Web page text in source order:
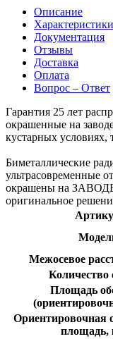
Описание
Характеристики
Документация
Отзывы
Доставка
Оплата
Вопрос – Ответ
Гарантия 25 лет
окрашенные на
кустарных условиях,
Биметаллические
ультрасовременные
окрашены на ЗАВОДЕ
оригинальное
Межосевое
Количество
Площадь
Ориентировочная
площадь,